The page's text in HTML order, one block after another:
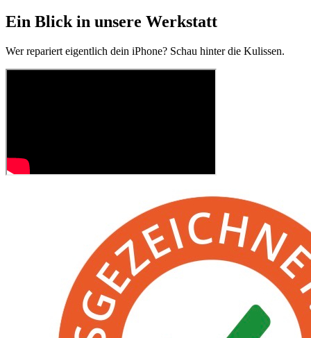
Ein Blick in unsere Werkstatt
Wer repariert eigentlich dein iPhone? Schau hinter die Kulissen.